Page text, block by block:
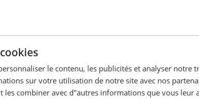
mm
(kg)
1A 0,85
le contenu, les publicités et analyser notre
sur votre utilisation de notre site avec nos
les combiner avec d"autres informations que vous leur